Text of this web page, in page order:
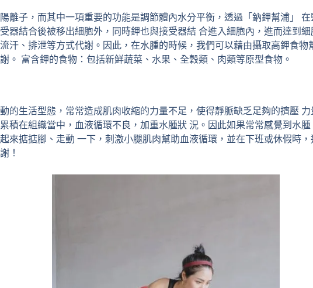
離子，而其中一項重要的功能是調節體內水分平衡，透過「鈉鉀幫浦」
器結合後被移出細胞外，同時鉀也與接受器結 合進入細胞內，進而達到
汗、排泄等方式代謝。因此，在水腫的時候，我們可以藉由攝取高鉀食物
。 富含鉀的食物：包括新鮮蔬菜、水果、全穀類、肉類等原型食物。
的生活型態，常常造成肌肉收縮的力量不足，使得靜脈缺乏足夠的擠壓
積在組織當中，血液循環不良，加重水腫狀 況。因此如果常常感覺到水
來掂掂腳、走動 一下，刺激小腿肌肉幫助血液循環，並在下班或休假時
！